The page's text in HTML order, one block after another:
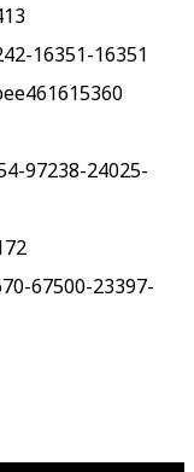
16351-16351
97238-24025-
67500-23397-